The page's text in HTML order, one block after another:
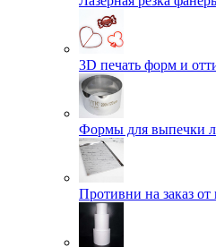
3D печать форм и
Формы для выпечки
Противни на заказ от